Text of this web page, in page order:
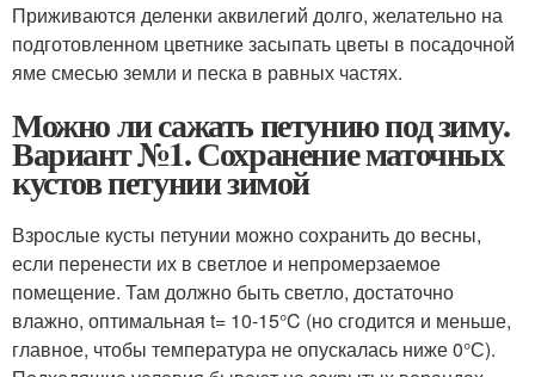
Приживаются деленки аквилегий долго, желательно на
подготовленном цветнике засыпать цветы в посадочной
яме смесью земли и песка в равных частях.
Можно ли сажать петунию под зиму.
Вариант №1. Сохранение маточных
кустов петунии зимой
Взрослые кусты петунии можно сохранить до весны,
если перенести их в светлое и непромерзаемое
помещение. Там должно быть светло, достаточно
влажно, оптимальная t= 10-15°C (но сгодится и меньше,
главное, чтобы температура не опускалась ниже 0°С).